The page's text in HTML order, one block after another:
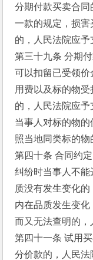
分期付款买卖合
一款的规定，损
的，人民法院应予
第三十九条 分期
可以扣留已受领
用费以及标的物
的，人民法院应予
当事人对标的物
照当地同类标的物
第四十条 合同约
纠纷时当事人不
质没有发生变化
内在品质发生变
而又无法查明的，
第四十一条 试用
分价款的，人民法